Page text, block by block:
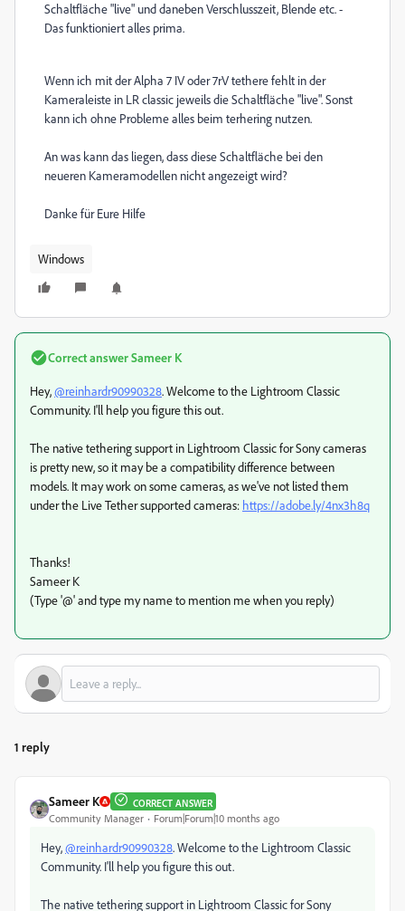
Schaltfläche "live" und daneben Verschlusszeit, Blende etc. -
Das funktioniert alles prima.
Wenn ich mit der Alpha 7 IV oder 7rV tethere fehlt in der
Kameraleiste in LR classic jeweils die Schaltfläche "live". Sonst
kann ich ohne Probleme alles beim terhering nutzen.
An was kann das liegen, dass diese Schaltfläche bei den
neueren Kameramodellen nicht angezeigt wird?
Danke für Eure Hilfe
Windows
Correct answerSameer K
Hey,@reinhardr90990328. Welcome to the Lightroom Classic
Community. I'll help you figure this out.
The native tethering support in Lightroom Classic for Sony cameras
is pretty new, so it may be a compatibility difference between
models. It may work on some cameras, as we've not listed them
under the Live Tether supported cameras: https://adobe.ly/4nx3h8q
Thanks!
Sameer K
(Type '@' and type my name to mention me when you reply)
1 reply
Sameer K CORRECT ANSWER
Community Manager Forum|Forum|10 months ago
Hey,@reinhardr90990328. Welcome to the Lightroom Classic
Community. I'll help you figure this out.
The native tethering support in Lightroom Classic for Sony